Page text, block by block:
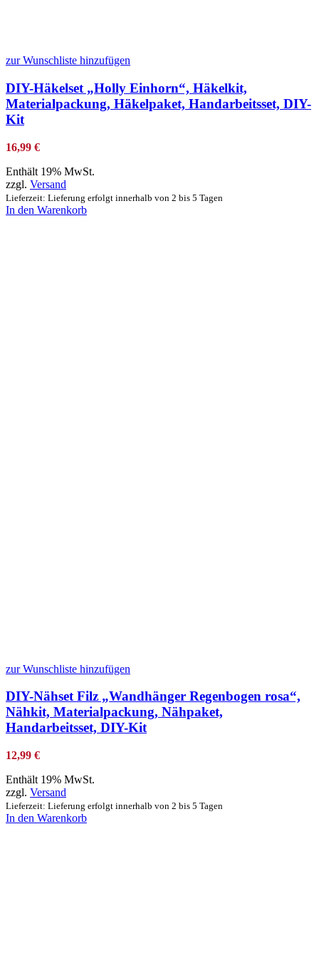
zur Wunschliste hinzufügen
DIY-Häkelset „Holly Einhorn“, Häkelkit,
Materialpackung, Häkelpaket, Handarbeitsset, DIY-
Kit
16,99 €
Enthält 19% MwSt.
zzgl. Versand
Lieferzeit: Lieferung erfolgt innerhalb von 2 bis 5 Tagen
In den Warenkorb
zur Wunschliste hinzufügen
DIY-Nähset Filz „Wandhänger Regenbogen rosa“,
Nähkit, Materialpackung, Nähpaket,
Handarbeitsset, DIY-Kit
12,99 €
Enthält 19% MwSt.
zzgl. Versand
Lieferzeit: Lieferung erfolgt innerhalb von 2 bis 5 Tagen
In den Warenkorb